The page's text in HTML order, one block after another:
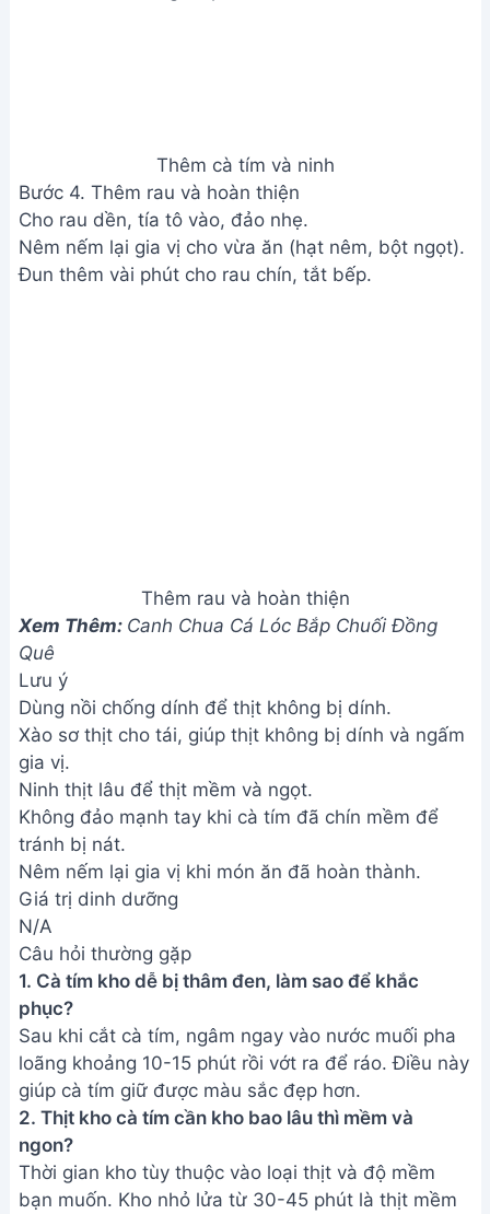
Thêm cà tím và ninh
Bước 4. Thêm rau và hoàn thiện
Cho rau dền, tía tô vào, đảo nhẹ.
Nêm nếm lại gia vị cho vừa ăn (hạt nêm, bột ngọt).
Đun thêm vài phút cho rau chín, tắt bếp.
Thêm rau và hoàn thiện
Xem Thêm: Canh Chua Cá Lóc Bắp Chuối Đồng
Quê
Lưu ý
Dùng nồi chống dính để thịt không bị dính.
Xào sơ thịt cho tái, giúp thịt không bị dính và ngấm
gia vị.
Ninh thịt lâu để thịt mềm và ngọt.
Không đảo mạnh tay khi cà tím đã chín mềm để
tránh bị nát.
Nêm nếm lại gia vị khi món ăn đã hoàn thành.
Giá trị dinh dưỡng
N/A
Câu hỏi thường gặp
1. Cà tím kho dễ bị thâm đen, làm sao để khắc
phục?
Sau khi cắt cà tím, ngâm ngay vào nước muối pha
loãng khoảng 10-15 phút rồi vớt ra để ráo. Điều này
giúp cà tím giữ được màu sắc đẹp hơn.
2. Thịt kho cà tím cần kho bao lâu thì mềm và
ngon?
Thời gian kho tùy thuộc vào loại thịt và độ mềm
bạn muốn. Kho nhỏ lửa từ 30-45 phút là thịt mềm